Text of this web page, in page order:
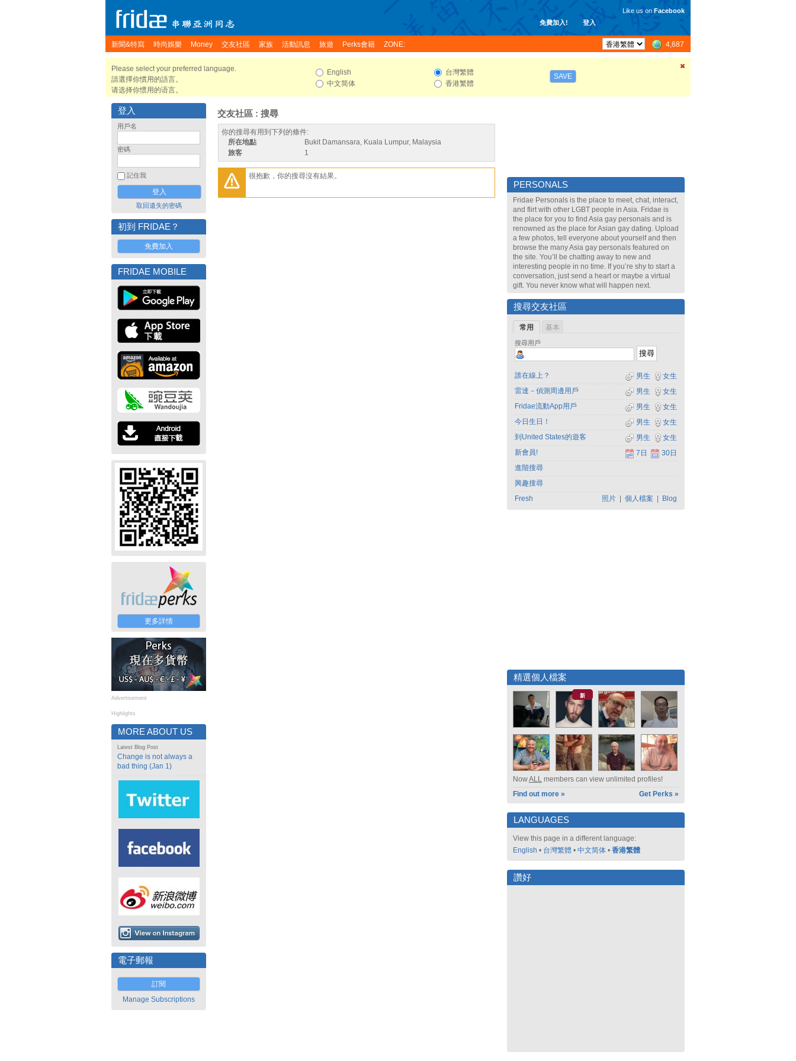
免費加入! 登入
Like us on Facebook
新聞&特寫 時尚娛樂 Money 交友社區 家族 活動訊息 旅遊 Perks會籍 ZONE: 4,687
Please select your preferred language.
請選擇你慣用的語言。
请选择你惯用的语言。
English
中文简体
台灣繁體
香港繁體
SAVE
登入
用戶名
密碼
記住我
取回遺失的密碼
初到 FRIDAE？
免費加入
FRIDAE MOBILE
更多詳情
Advertisement
Highlights
MORE ABOUT US
Latest Blog Post
Change is not always a
bad thing (Jan 1)
電子郵報
訂閱
Manage Subscriptions
交友社區 : 搜尋
你的搜尋有用到下列的條件:
所在地點
Bukit Damansara, Kuala Lumpur, Malaysia
旅客
1
很抱歉，你的搜尋沒有結果。
PERSONALS
Fridae Personals is the place to meet, chat, interact,
and flirt with other LGBT people in Asia. Fridae is
the place for you to find Asia gay personals and is
renowned as the place for Asian gay dating. Upload
a few photos, tell everyone about yourself and then
browse the many Asia gay personals featured on
the site. You’ll be chatting away to new and
interesting people in no time. If you’re shy to start a
conversation, just send a heart or maybe a virtual
gift. You never know what will happen next.
搜尋交友社區
常用 基本
搜尋用戶
誰在線上？ 女生
男生
雷達－偵測周邊用戶
女生
男生
Fridae流動App用戶
女生
男生
今日生日！
女生
男生
到United States的遊客
女生
男生
新會員!
30日
7日
進階搜尋
興趣搜尋
Fresh
照片 個人檔案 Blog
精選個人檔案
新
NowALL members can view unlimited profiles!
Find out more »
Get Perks »
LANGUAGES
View this page in a different language:
English • 台灣繁體 • 中文简体 • 香港繁體
讚好